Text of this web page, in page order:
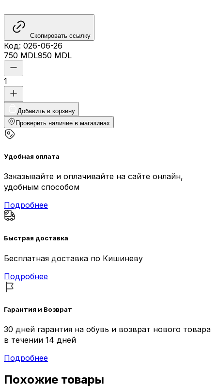
Скопировать ссылку
Код: 026-06-26
750 MDL950 MDL
1
Добавить в корзину
Проверить наличие в магазинах
Удобная оплата
Заказывайте и оплачивайте на сайте онлайн,
удобным способом
Подробнее
Быстрая доставка
Бесплатная доставка по Кишиневу
Подробнее
Гарантия и Возврат
30 дней гарантия на обувь и возврат нового товара
в течении 14 дней
Подробнее
Похожие товары